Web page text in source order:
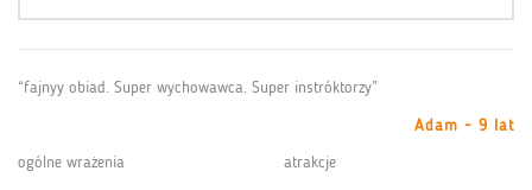
“fajnyy obiad. Super wychowawca. Super instróktorzy”
Adam - 9 lat
ogólne wrażenia
atrakcje